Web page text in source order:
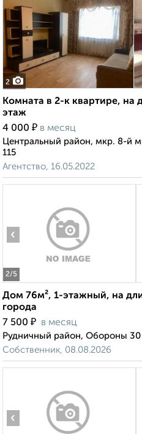
2
Комната в 2-к квартире, на
этаж
4 000 ₽ в месяц
Центральный район, мкр. 8-й
115
Агентство, 16.05.2022
2/5
‹
Дом 76м², 1-этажный, на
города
7 500 ₽ в месяц
Рудничный район, Обороны 30
Собственник, 08.08.2026
‹